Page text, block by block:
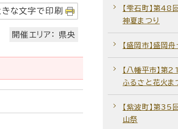
きな文字で印刷
開催エリア： 県央
【雫石町】第48
神夏まつり
【盛岡市】盛岡
【八幡平市】第
ふるさと花火ま
【紫波町】第35
山祭